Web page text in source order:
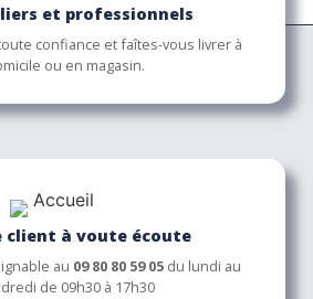
et professionnels
confiance et faîtes-vous livrer à
ou en magasin.
client à voute écoute
au 09 80 80 59 05 du lundi au
de 09h30 à 17h30